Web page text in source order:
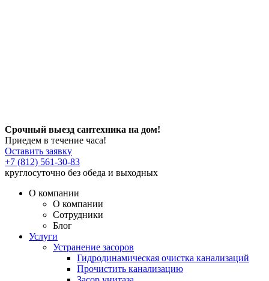
Срочный выезд сантехника на дом!
Приедем в течение часа!
Оставить заявку
+7 (812) 561-30-83
круглосуточно без обеда и выходных
О компании
О компании
Сотрудники
Блог
Услуги
Устранение засоров
Гидродинамическая очистка канализаций
Прочистить канализацию